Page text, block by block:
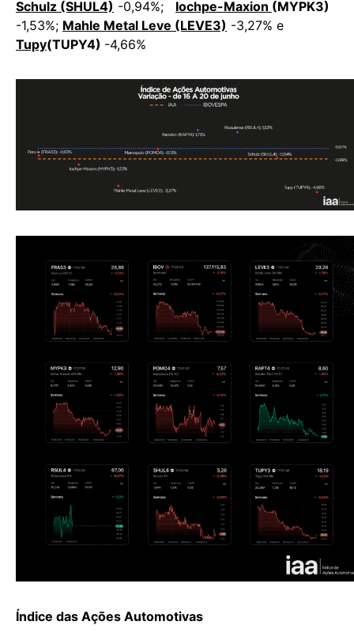
Schulz (SHUL4) -0,94%; Iochpe-Maxion (MYPK3)
-1,53%; Mahle Metal Leve (LEVE3) -3,27% e
Tupy(TUPY4) -4,66%
Índice das Ações Automotivas